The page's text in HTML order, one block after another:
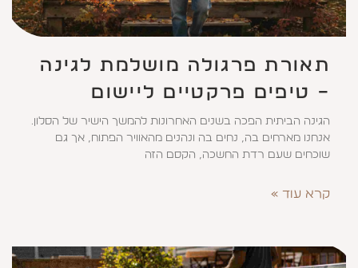
תאורת פרגולה מושלמת לגינה
– טיפים פרקטיים ליישום
הגינה הביתית הפכה בשנים האחרונות להמשך הישיר של הסלון.
אנחנו מארחים בה, נחים בה ונהנים מהאוויר הפתוח, אך גם
שוכחים שעם רדת החשכה, הקסם הזה
קרא עוד »